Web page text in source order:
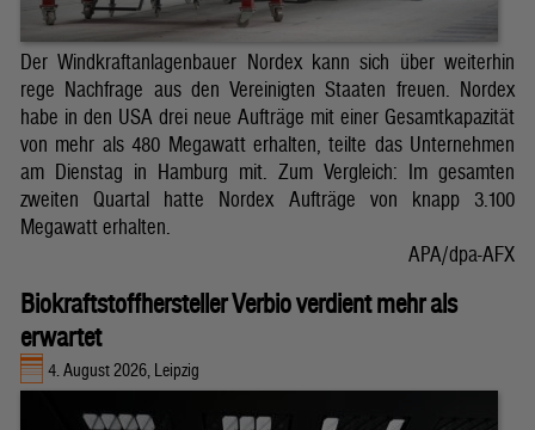
Der Windkraftanlagenbauer Nordex kann sich über weiterhin
rege Nachfrage aus den Vereinigten Staaten freuen. Nordex
habe in den USA drei neue Aufträge mit einer Gesamtkapazität
von mehr als 480 Megawatt erhalten, teilte das Unternehmen
am Dienstag in Hamburg mit. Zum Vergleich: Im gesamten
zweiten Quartal hatte Nordex Aufträge von knapp 3.100
Megawatt erhalten.
APA/dpa-AFX
Biokraftstoffhersteller Verbio verdient mehr als
erwartet
4. August 2026, Leipzig